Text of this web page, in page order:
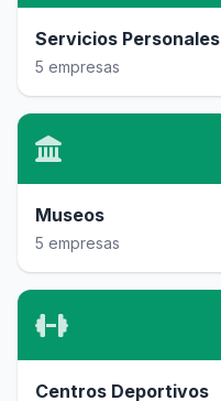
Servicios Personales
5 empresas
Museos
5 empresas
Centros Deportivos